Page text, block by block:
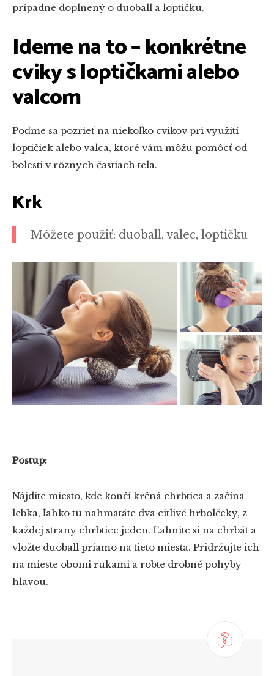
prípadne doplnený o duoball a loptičku.
Ideme na to – konkrétne
cviky s loptičkami alebo
valcom
Poďme sa pozrieť na niekoľko cvikov pri využití
loptičiek alebo valca, ktoré vám môžu pomôcť od
bolesti v rôznych častiach tela.
Krk
Môžete použiť: duoball, valec, loptičku
Postup:
Nájdite miesto, kde končí krčná chrbtica a začína
lebka, ľahko tu nahmatáte dva citlivé hrbolčeky, z
každej strany chrbtice jeden. Ľahnite si na chrbát a
vložte duoball priamo na tieto miesta. Pridržujte ich
na mieste obomi rukami a robte drobné pohyby
hlavou.